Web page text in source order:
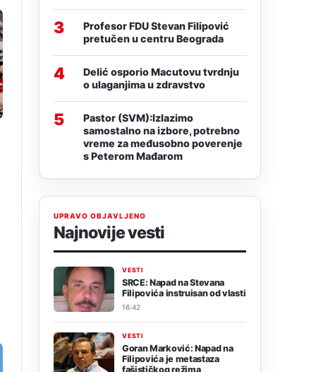
3
Profesor FDU Stevan Filipović
pretučen u centru Beograda
4
Delić osporio Macutovu tvrdnju
o ulaganjima u zdravstvo
5
Pastor (SVM):Izlazimo
samostalno na izbore, potrebno
vreme za međusobno poverenje
s Peterom Mađarom
UPRAVO OBJAVLJENO
Najnovije vesti
VESTI
SRCE: Napad na Stevana
Filipovića instruisan od vlasti
16:42
VESTI
Goran Marković: Napad na
Filipovića je metastaza
fašističkog režima